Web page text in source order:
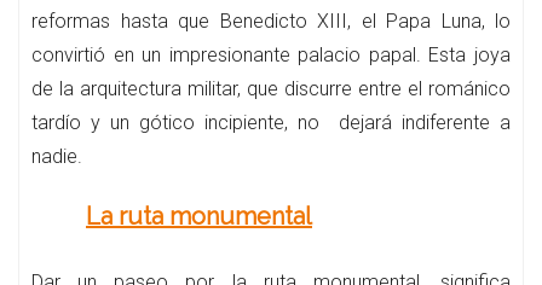
reformas hasta que Benedicto XIII, el Papa Luna, lo
convirtió en un impresionante palacio papal. Esta joya
de la arquitectura militar, que discurre entre el románico
tardío y un gótico incipiente, no dejará indiferente a
nadie.
La ruta monumental